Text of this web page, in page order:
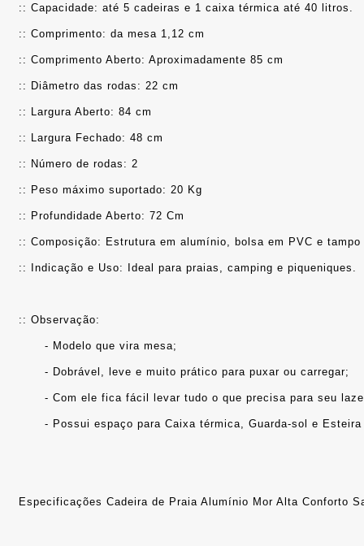
:: Capacidade: até 5 cadeiras e 1 caixa térmica até 40 litros.
:: Comprimento: da mesa 1,12 cm
:: Comprimento Aberto: Aproximadamente 85 cm
:: Diâmetro das rodas: 22 cm
:: Largura Aberto: 84 cm
:: Largura Fechado: 48 cm
:: Número de rodas: 2
:: Peso máximo suportado: 20 Kg
:: Profundidade Aberto: 72 Cm
:: Composição: Estrutura em alumínio, bolsa em PVC e
:: Indicação e Uso: Ideal para praias, camping e piqueniques.
:: Observação:
	- Modelo que vira mesa;
	- Dobrável, leve e muito prático para puxar ou carregar;
- Com ele fica fácil levar tudo o que precisa para seu
- Possui espaço para Caixa térmica, Guarda-sol e Esteira
Especificações Cadeira de Praia Alumínio Mor Alta Conforto